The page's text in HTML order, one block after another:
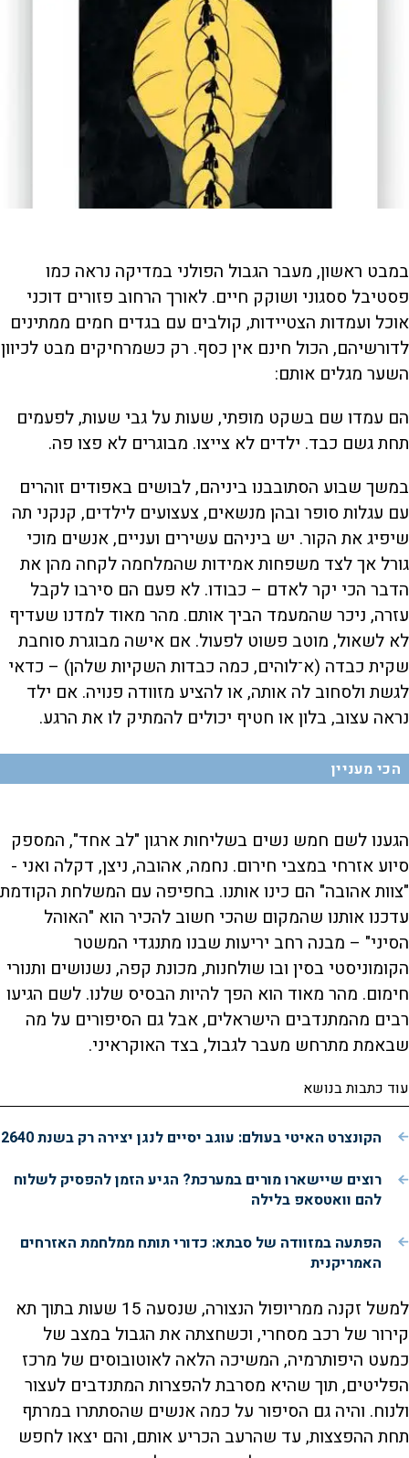
במבט ראשון, מעבר הגבול הפולני במדיקה נראה כמו
פסטיבל ססגוני ושוקק חיים. לאורך הרחוב פזורים דוכני
אוכל ועמדות הצטיידות, קולבים עם בגדים חמים ממתינים
לדורשיהם, הכול חינם אין כסף. רק כשמרחיקים מבט לכיוון
השער מגלים אותם:
הם עמדו שם בשקט מופתי, שעות על גבי שעות, לפעמים
תחת גשם כבד. ילדים לא צייצו. מבוגרים לא פצו פה.
במשך שבוע הסתובבנו ביניהם, לבושים באפודים זוהרים
עם עגלות סופר ובהן מנשאים, צעצועים לילדים, קנקני תה
שיפיג את הקור. יש ביניהם עשירים ועניים, אנשים מוכי
גורל אך לצד משפחות אמידות שהמלחמה לקחה מהן את
הדבר הכי יקר לאדם – כבודו. לא פעם הם סירבו לקבל
עזרה, ניכר שהמעמד הביך אותם. מהר מאוד למדנו שעדיף
לא לשאול, מוטב פשוט לפעול. אם אישה מבוגרת סוחבת
שקית כבדה (א־לוהים, כמה כבדות השקיות שלהן) – כדאי
לגשת ולסחוב לה אותה, או להציע מזוודה פנויה. אם ילד
נראה עצוב, בלון או חטיף יכולים להמתיק לו את הרגע.
הכי מעניין
הגענו לשם חמש נשים בשליחות ארגון "לב אחד", המספק
סיוע אזרחי במצבי חירום. נחמה, אהובה, ניצן, דקלה ואני -
"צוות אהובה" הם כינו אותנו. בחפיפה עם המשלחת הקודמת
עדכנו אותנו שהמקום שהכי חשוב להכיר הוא "האוהל
הסיני" – מבנה רחב יריעות שבנו מתנגדי המשטר
הקומוניסטי בסין ובו שולחנות, מכונת קפה, נשנושים ותנורי
חימום. מהר מאוד הוא הפך להיות הבסיס שלנו. לשם הגיעו
רבים מהמתנדבים הישראלים, אבל גם הסיפורים על מה
שבאמת מתרחש מעבר לגבול, בצד האוקראיני.
עוד כתבות בנושא
הקונצרט האיטי בעולם: עוגב יסיים לנגן יצירה רק בשנת 2640
רוצים שיישארו מורים במערכת? הגיע הזמן להפסיק לשלוח
להם וואטסאפ בלילה
הפתעה במזוודה של סבתא: כדורי תותח ממלחמת האזרחים
האמריקנית
למשל זקנה ממריופול הנצורה, שנסעה 15 שעות בתוך תא
קירור של רכב מסחרי, וכשחצתה את הגבול במצב של
כמעט היפותרמיה, המשיכה הלאה לאוטובוסים של מרכז
הפליטים, תוך שהיא מסרבת להפצרות המתנדבים לעצור
ולנוח. והיה גם הסיפור על כמה אנשים שהסתתרו במרתף
תחת ההפצצות, עד שהרעב הכריע אותם, והם יצאו לחפש